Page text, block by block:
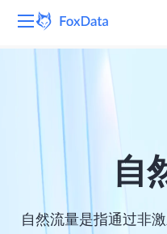
产品
解决方案 自
自然流量是指通过非